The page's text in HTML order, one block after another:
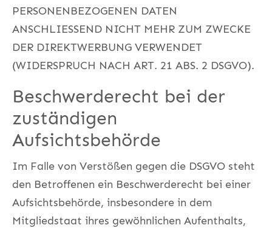
PERSONENBEZOGENEN DATEN
ANSCHLIESSEND NICHT MEHR ZUM ZWECKE
DER DIREKTWERBUNG VERWENDET
(WIDERSPRUCH NACH ART. 21 ABS. 2 DSGVO).
Beschwerderecht bei der
zuständigen
Aufsichtsbehörde
Im Falle von Verstößen gegen die DSGVO steht
den Betroffenen ein Beschwerderecht bei einer
Aufsichtsbehörde, insbesondere in dem
Mitgliedstaat ihres gewöhnlichen Aufenthalts,